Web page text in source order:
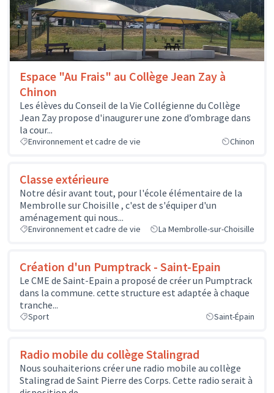
Espace "Au Frais" au Collège Jean Zay à
Chinon
Les élèves du Conseil de la Vie Collégienne du Collège
Jean Zay propose d'inaugurer une zone d’ombrage dans
la cour...
Environnement et cadre de vie Chinon
Classe extérieure
Notre désir avant tout, pour l'école élémentaire de la
Membrolle sur Choisille , c'est de s'équiper d'un
aménagement qui nous...
Environnement et cadre de vie La Membrolle-sur-Choisille
Création d'un Pumptrack - Saint-Epain
Le CME de Saint-Epain a proposé de créer un Pumptrack
dans la commune. cette structure est adaptée à chaque
tranche...
Sport Saint-Épain
Radio mobile du collège Stalingrad
Nous souhaiterions créer une radio mobile au collège
Stalingrad de Saint Pierre des Corps. Cette radio serait à